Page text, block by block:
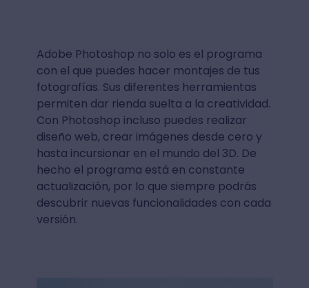
Adobe Photoshop no solo es el programa
con el que puedes hacer montajes de tus
fotografías. Sus diferentes herramientas
permiten dar rienda suelta a la creatividad.
Con Photoshop incluso puedes realizar
diseño web, crear imágenes desde cero y
hasta incursionar en el mundo del 3D. De
hecho el programa está en constante
actualización, por lo que siempre podrás
descubrir nuevas funcionalidades con cada
versión.